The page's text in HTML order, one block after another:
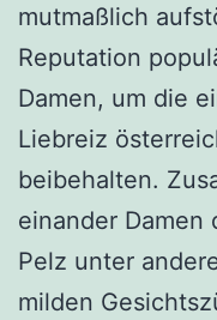
mutmaßlich
Reputation
Damen, um die
Liebreiz
beibehalten.
einander Damen
Pelz unter
milden